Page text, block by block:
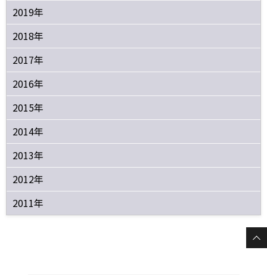
2019年
2018年
2017年
2016年
2015年
2014年
2013年
2012年
2011年